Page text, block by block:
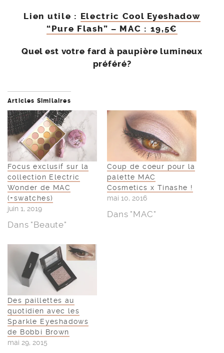
Lien utile : Electric Cool Eyeshadow
“Pure Flash” – MAC : 19,5€
Quel est votre fard à paupière lumineux
préféré?
Articles Similaires
Focus exclusif sur la
collection Electric
Wonder de MAC
(+swatches)
juin 1, 2019
Dans "Beaute"
Coup de coeur pour la
palette MAC
Cosmetics x Tinashe !
mai 10, 2016
Dans "MAC"
Des paillettes au
quotidien avec les
Sparkle Eyeshadows
de Bobbi Brown
mai 29, 2015